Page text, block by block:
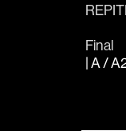
Final
| A /